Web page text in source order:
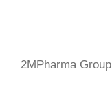
2MPharma Group